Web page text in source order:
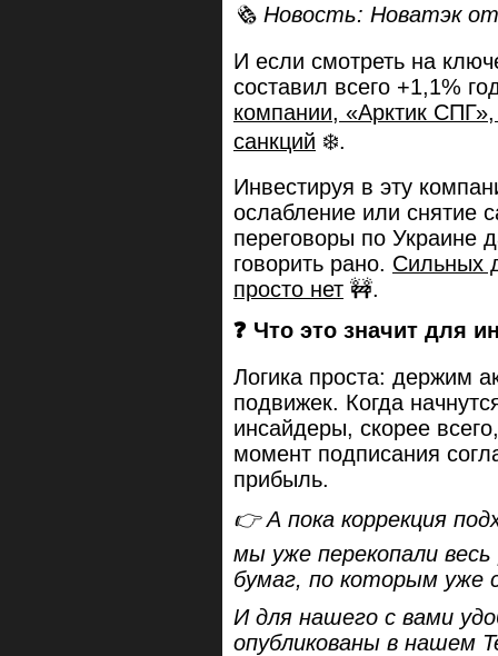
🗞 Новость: Новатэк
И если смотреть на
составил всего +1,1%
компании, «Арктик
санкций ❄️.
Инвестируя в эту
ослабление или снятие
переговоры по Украине
говорить рано. Сильных
просто нет 🚧.
❓ Что это значит для
Логика проста: держим
подвижек. Когда
инсайдеры, скорее
момент подписания
прибыль.
👉 А пока коррекция
мы уже перекопали
бумаг, по которым уже
И для нашего с вами
опубликованы в нашем